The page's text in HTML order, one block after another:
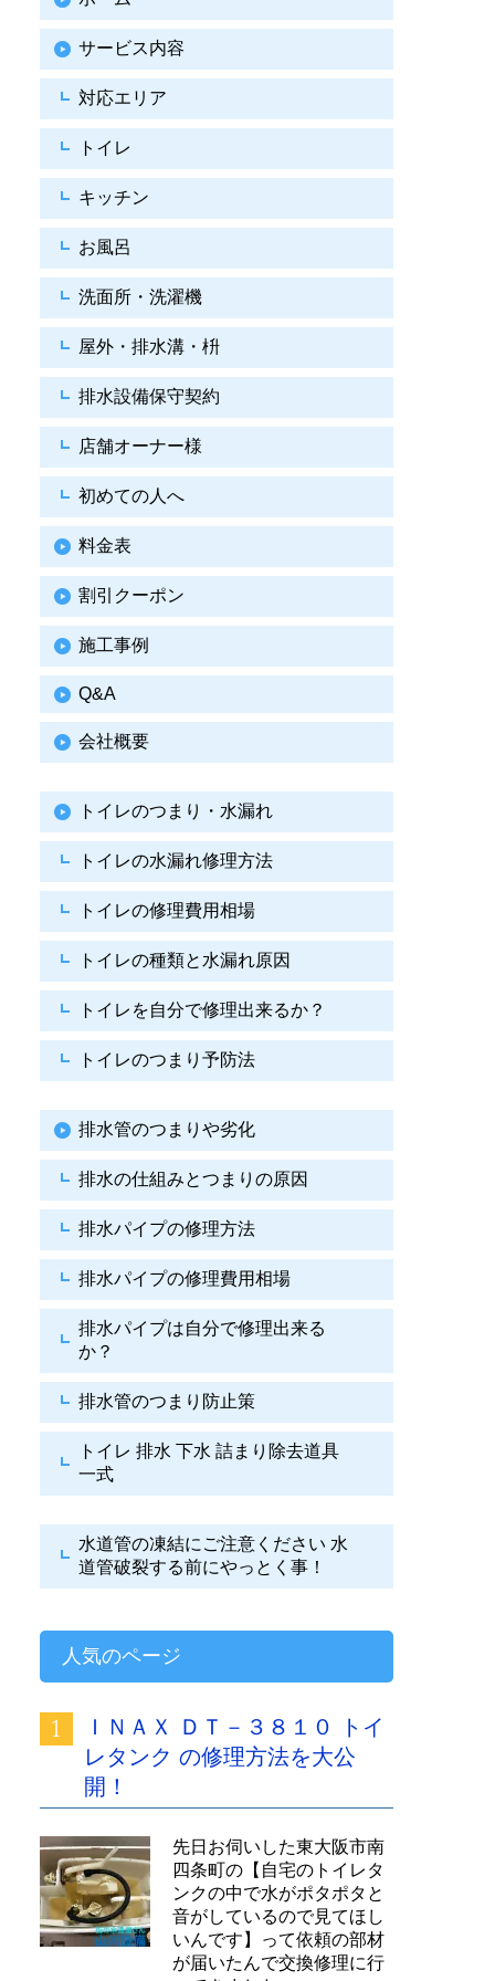
サービス内容
対応エリア
トイレ
キッチン
お風呂
洗面所・洗濯機
屋外・排水溝・枡
排水設備保守契約
店舗オーナー様
初めての人へ
料金表
割引クーポン
施工事例
Q&A
会社概要
トイレのつまり・水漏れ
トイレの水漏れ修理方法
トイレの修理費用相場
トイレの種類と水漏れ原因
トイレを自分で修理出来るか？
トイレのつまり予防法
排水管のつまりや劣化
排水の仕組みとつまりの原因
排水パイプの修理方法
排水パイプの修理費用相場
排水パイプは自分で修理出来る
か？
排水管のつまり防止策
トイレ 排水 下水 詰まり除去道具
一式
水道管の凍結にご注意ください 水
道管破裂する前にやっとく事！
人気のページ
ＩＮＡＸ ＤＴ－３８１０ トイ
レタンク の修理方法を大公
開！
先日お伺いした東大阪市南
四条町の【自宅のトイレタ
ンクの中で水がポタポタと
音がしているので見てほし
いんです】って依頼の部材
が届いたんで交換修理に行